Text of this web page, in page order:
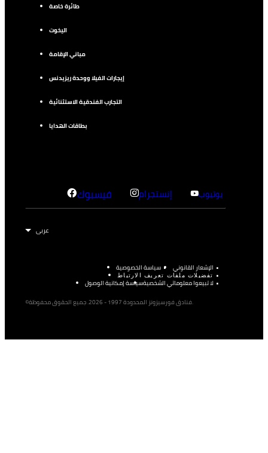
طائرة خاصة
اليخوت
مباني الإقامة
إيجارات الفيلا ووحدة ريزيدنس
التجارب الفندقية الاستثنائية
بطاقات الهدايا
فيسبوك إنستجرام يوتيوب
الإشعار القانوني سياسة الخصوصية
تفضيلات ملفات تعريف الارتباط
لا تبيعوا معلوماتي الشخصيةسياسة إمكانية الوصول
©فنادق فورسيزونز المحدودة 1997 - 2026. جميع الحقوق محفوظة.